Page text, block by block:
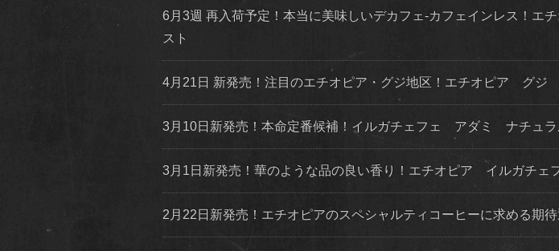
6月3週 再入荷予定！本当に美味しいデカフェ-カフェインレス
スト
4月21日 新発売！注目のエチオピア・グジ地区！エチオピア グ
3月10日新発売！本命定番候補！イルガチェフェ アダミ ナチュ
3月1日新発売！華のような品の良い香り！エチオピア イルガチ
2月22日新発売！エチオピアのスペシャルティコーヒーに求める